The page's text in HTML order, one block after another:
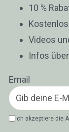
10 %
Videos
Infos
Email
Ich akzeptiere die